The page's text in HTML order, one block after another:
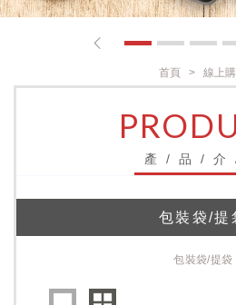
1 2 3
首頁 線上
產 / 品 / 介
包裝袋/提
包裝袋/提袋